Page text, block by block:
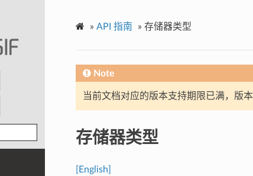
» API 指南 » 存储器类型
Note
当前文档对应的版本支持期限已满，版
存储器类型
[English]